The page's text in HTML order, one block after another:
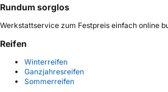
Rundum sorglos
Werkstattservice zum Festpreis einfach online
Reifen
Winterreifen
Ganzjahresreifen
Sommerreifen